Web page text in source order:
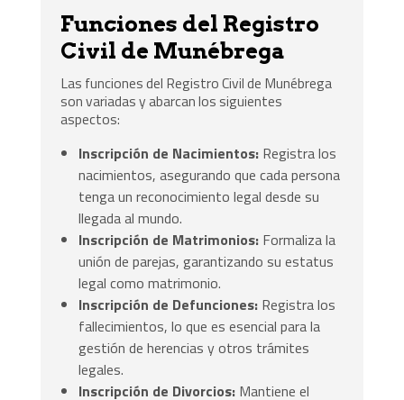
Funciones del Registro
Civil de Munébrega
Las funciones del Registro Civil de Munébrega
son variadas y abarcan los siguientes
aspectos:
Inscripción de Nacimientos: Registra los
nacimientos, asegurando que cada persona
tenga un reconocimiento legal desde su
llegada al mundo.
Inscripción de Matrimonios: Formaliza la
unión de parejas, garantizando su estatus
legal como matrimonio.
Inscripción de Defunciones: Registra los
fallecimientos, lo que es esencial para la
gestión de herencias y otros trámites
legales.
Inscripción de Divorcios: Mantiene el